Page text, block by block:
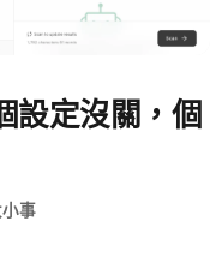
設定沒關，個
事